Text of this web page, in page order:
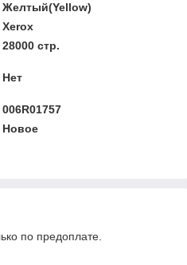
Желтый(Yellow)
Xerox
28000 стр.
Нет
006R01757
Новое
по предоплате.